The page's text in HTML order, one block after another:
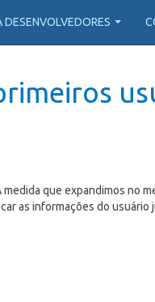
DESENVOLVEDORES
que expandimos no
as informações do